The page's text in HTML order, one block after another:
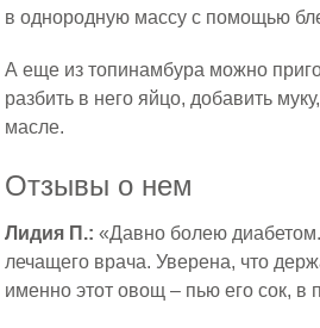
в однородную массу с помощью
А еще из топинамбура можно
разбить в него яйцо, добавить
масле.
Отзывы о нем
Лидия П.: «Давно болею
лечащего врача. Уверена, что
именно этот овощ – пью его сок,